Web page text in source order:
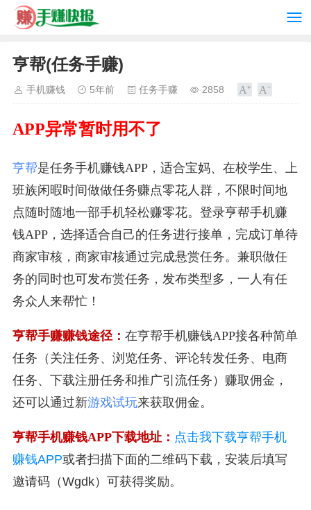
亨帮(任务手赚)
手机赚钱 5年前 任务手赚 2858
APP异常暂时用不了
亨帮是任务手机赚钱APP，适合宝妈、在校学生、上
班族闲暇时间做做任务赚点零花人群，不限时间地
点随时随地一部手机轻松赚零花。登录亨帮手机赚
钱APP，选择适合自己的任务进行接单，完成订单待
商家审核，商家审核通过完成悬赏任务。兼职做任
务的同时也可发布赏任务，发布类型多，一人有任
务众人来帮忙！
亨帮手赚赚钱途径： 在亨帮手机赚钱APP接各种简单
任务（关注任务、浏览任务、评论转发任务、电商
任务、下载注册任务和推广引流任务）赚取佣金，
还可以通过新游戏试玩来获取佣金。
亨帮手机赚钱APP下载地址： 点击我下载亨帮手机
赚钱APP或者扫描下面的二维码下载，安装后填写
邀请码（Wgdk）可获得奖励。